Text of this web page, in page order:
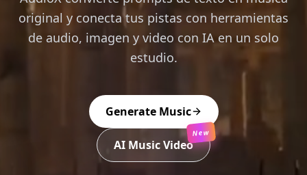
original y conecta tus pistas con herramientas
de audio, imagen y video con IA en un solo
estudio.
Generate Music
AI Music Video
New